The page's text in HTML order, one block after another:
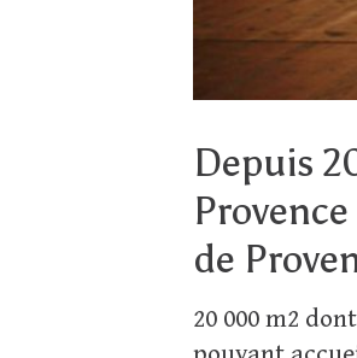
Depuis
de
20 000 m2